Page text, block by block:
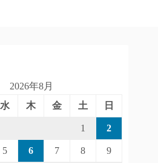
2026年8月
水 木 金 土 日
1 2
5 6 7 8 9